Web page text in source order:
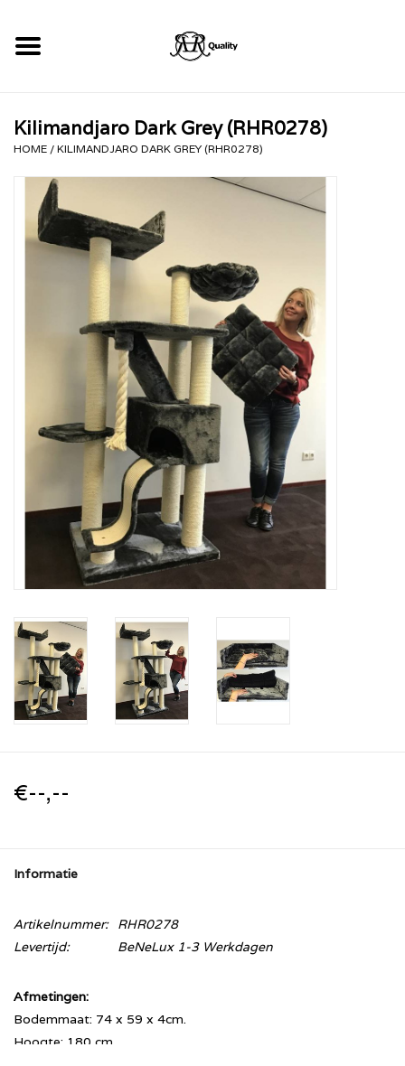
RHRQuality Krabpalen
Kopen!
Kilimandjaro Dark Grey (RHR0278)
HOME / KILIMANDJARO DARK GREY (RHR0278)
€--,--
Informatie
Artikelnummer:
RHR0278
Levertijd:
BeNeLux 1-3 Werkdagen
Afmetingen:
Bodemmaat: 74 x 59 x 4cm.
Hoogte: 180 cm.